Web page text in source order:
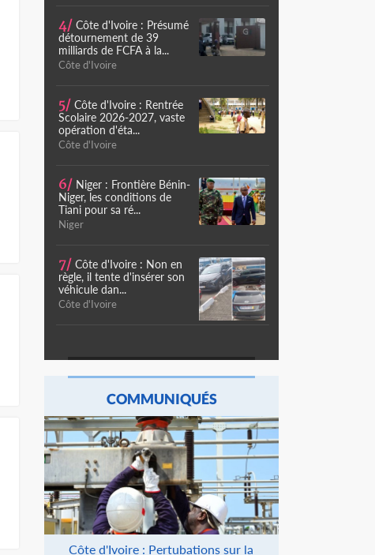
4/ Côte d'Ivoire : Présumé
détournement de 39
milliards de FCFA à la...
Côte d'Ivoire
5/ Côte d'Ivoire : Rentrée
Scolaire 2026-2027, vaste
opération d'éta...
Côte d'Ivoire
6/ Niger : Frontière Bénin-
Niger, les conditions de
Tiani pour sa ré...
Niger
7/ Côte d'Ivoire : Non en
règle, il tente d'insérer son
véhicule dan...
Côte d'Ivoire
COMMUNIQUÉS
Côte d'Ivoire : Pertubations sur la